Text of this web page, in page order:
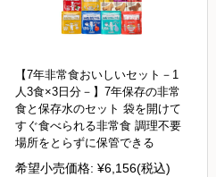
【7年非常食おいしいセット－1
人3食×3日分－】7年保存の非常
食と保存水のセット 袋を開けて
すぐ食べられる非常食 調理不要
場所をとらずに保管できる
希望小売価格: ¥6,156(税込)